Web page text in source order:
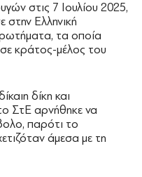
στις 7 Ιουλίου 2025,
στην Ελληνική
τα οποία
κράτος-μέλος του
δίκη και
ΣτΕ αρνήθηκε να
παρότι το
άμεσα με τη